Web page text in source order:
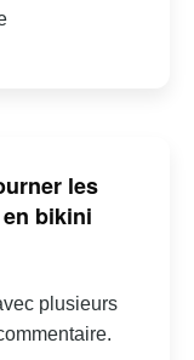
les
bikini
plusieurs